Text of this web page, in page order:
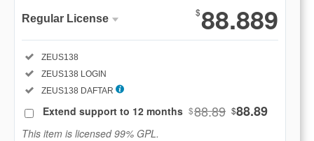
Regular License
Regular
License
SELECTED
$ 88
Use, by
you or
$88.889
Included:
ZEUS138
Included:
ZEUS138 LOGIN
Included:
ZEUS138 DAFTAR
Extend support to 12 months $88.89 $88.89
This item is licensed 99% GPL.